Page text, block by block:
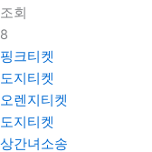
조회
8
핑크티켓
도지티켓
오렌지티켓
도지티켓
상간녀소송